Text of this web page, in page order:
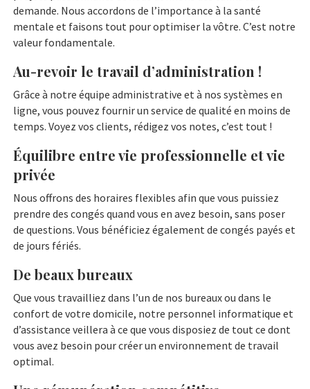
demande. Nous accordons de l’importance à la santé
mentale et faisons tout pour optimiser la vôtre. C’est notre
valeur fondamentale.
Au-revoir le travail d’administration !
Grâce à notre équipe administrative et à nos systèmes en
ligne, vous pouvez fournir un service de qualité en moins de
temps. Voyez vos clients, rédigez vos notes, c’est tout !
Équilibre entre vie professionnelle et vie
privée
Nous offrons des horaires flexibles afin que vous puissiez
prendre des congés quand vous en avez besoin, sans poser
de questions. Vous bénéficiez également de congés payés et
de jours fériés.
De beaux bureaux
Que vous travailliez dans l’un de nos bureaux ou dans le
confort de votre domicile, notre personnel informatique et
d’assistance veillera à ce que vous disposiez de tout ce dont
vous avez besoin pour créer un environnement de travail
optimal.